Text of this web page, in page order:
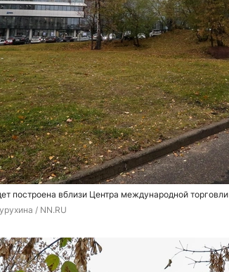
построена вблизи Центра международной торговли
/ NN.RU